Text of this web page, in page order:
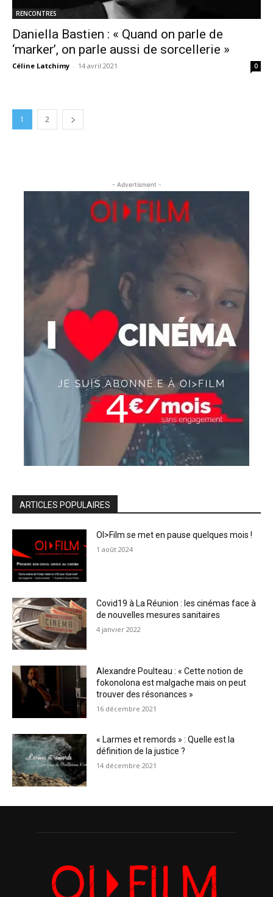
RENCONTRES
Daniella Bastien : « Quand on parle de
‘marker’, on parle aussi de sorcellerie »
Céline Latchimy - 14 avril 2021 0
1 2
- Advertisment -
ARTICLES POPULAIRES
OI>Film se met en pause quelques mois !
1 août 2024
Covid19 à La Réunion : les cinémas face à
de nouvelles mesures sanitaires
4 janvier 2022
Alexandre Poulteau : « Cette notion de
fokonolona est malgache mais on peut
trouver des résonances »
16 décembre 2021
« Larmes et remords » : Quelle est la
définition de la justice ?
14 décembre 2021